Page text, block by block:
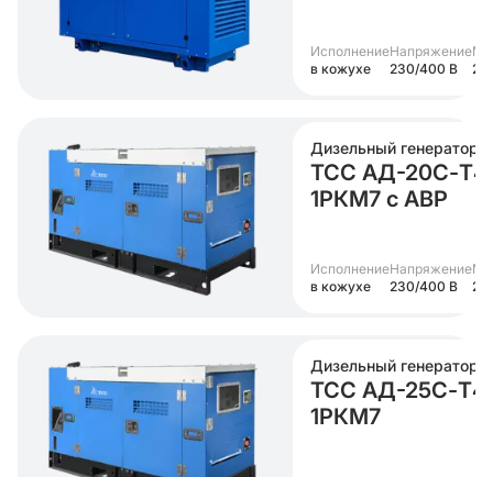
Исполнение
в кожухе
Напряжение
230/400 В
25
Дизельный генератор
ТСС АД-20С-
1РКМ7 с АВР
Исполнение
в кожухе
Напряжение
230/400 В
20
Дизельный генератор
ТСС АД-25С-
1РКМ7